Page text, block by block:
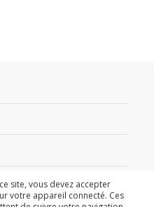
site, vous devez accepter
votre appareil connecté. Ces